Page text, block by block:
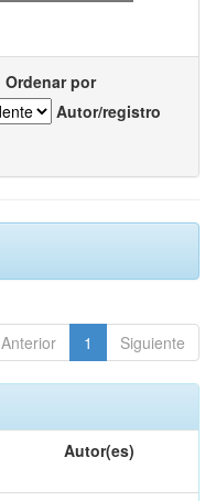
Ordenar por
Autor/registro
Anterior 1 Siguiente
Autor(es)